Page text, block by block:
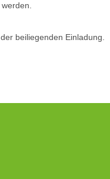
beiliegenden Einladung.